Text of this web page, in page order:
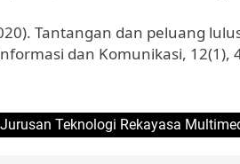
Tantangan dan peluang
dan Komunikasi, 12(1),
Teknologi Rekayasa